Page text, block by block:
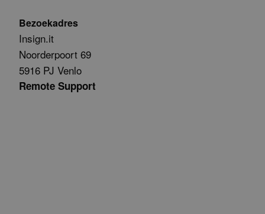
Bezoekadres
Insign.it
Noorderpoort 69
5916 PJ Venlo
Remote Support